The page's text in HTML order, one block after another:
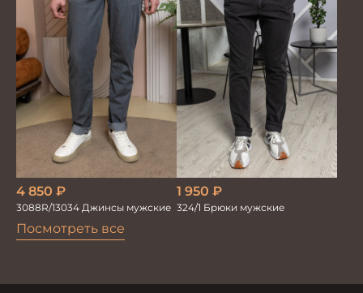
Посмотреть все
4 850 ₽
3088R/13034 Джинсы мужские
1 950 ₽
324/1 Брюки мужские